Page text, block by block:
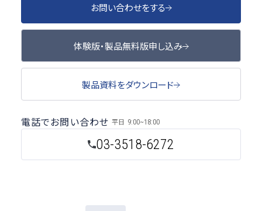
お問い合わせをする
体験版・製品無料版申し込み
製品資料をダウンロード
03-3518-6272
電話でお問い合わせ 平日 9:00~18:00